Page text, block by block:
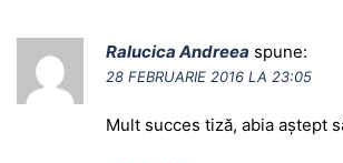
Ralucica Andreea spune:
28 FEBRUARIE 2016 LA 23:05
Mult succes tiză, abia aștept